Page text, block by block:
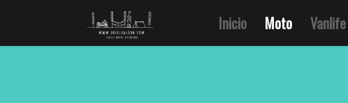
Inicio Moto Vanlife